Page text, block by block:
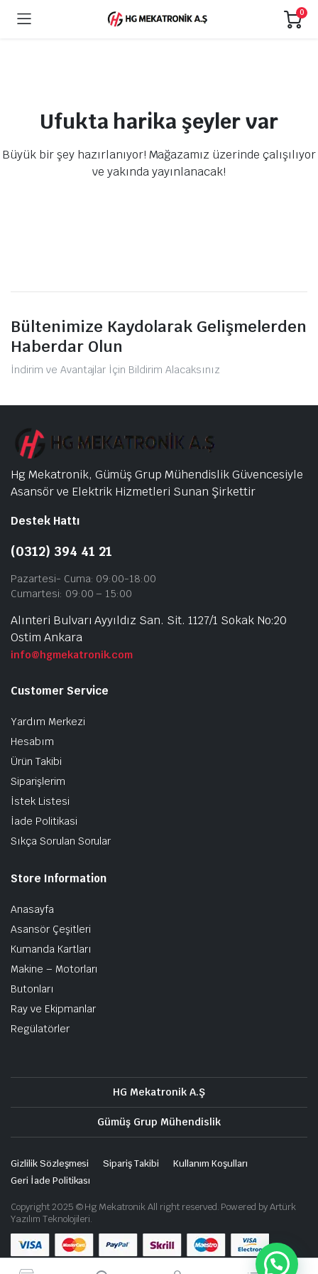
0
Ufukta harika şeyler var
Büyük bir şey hazırlanıyor! Mağazamız üzerinde çalışılıyor
ve yakında yayınlanacak!
Bültenimize Kaydolarak Gelişmelerden
Haberdar Olun
İndirim ve Avantajlar İçin Bildirim Alacaksınız
Hg Mekatronik, Gümüş Grup Mühendislik Güvencesiyle
Asansör ve Elektrik Hizmetleri Sunan Şirkettir
Destek Hattı
(0312) 394 41 21
Pazartesi- Cuma: 09:00-18:00
Cumartesi: 09:00 – 15:00
Alınteri Bulvarı Ayyıldız San. Sit. 1127/1 Sokak No:20
Ostim Ankara
info@hgmekatronik.com
Customer Service
Yardım Merkezi
Hesabım
Ürün Takibi
Siparişlerim
İstek Listesi
İade Politikasi
Sıkça Sorulan Sorular
Store Information
Anasayfa
Asansör Çeşitleri
Kumanda Kartları
Makine – Motorları
Butonları
Ray ve Ekipmanlar
Regülatörler
HG Mekatronik A.Ş
Gümüş Grup Mühendislik
Gizlilik Sözleşmesi Sipariş Takibi
Kullanım Koşulları
Geri İade Politikası
Copyright 2025 © Hg Mekatronik All right reserved. Powered by Artürk
Yazılım Teknolojileri.